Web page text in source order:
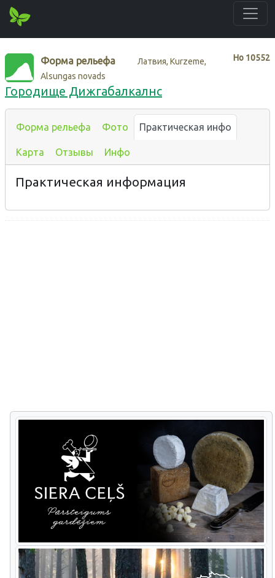
Нo 10552
Форма рельефа
Латвия, Kurzeme,
Alsungas novads
Городище Дижгабалкалнс
Форма рельефа Фото Практическая инфо
Карта Отзывы Инфо
Практическая информация